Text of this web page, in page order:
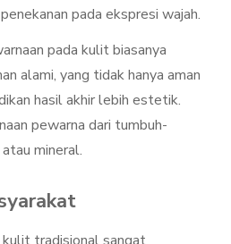
pada ekspresi wajah.
pada kulit biasanya
alami, yang tidak hanya aman
hasil akhir lebih estetik.
pewarna dari tumbuh-
mineral.